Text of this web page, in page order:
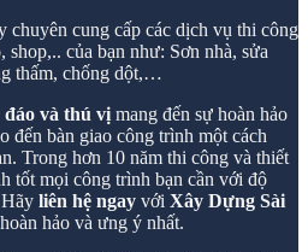
chuyên cung cấp các dịch vụ thi công
của bạn như: Sơn nhà, sửa
thấm, chống dột,…
và thú vị mang đến sự hoàn hảo
đến bàn giao công trình một cách
Trong hơn 10 năm thi công và thiết
tốt mọi công trình bạn cần với độ
liên hệ ngay với Xây Dựng Sài
hảo và ưng ý nhất.